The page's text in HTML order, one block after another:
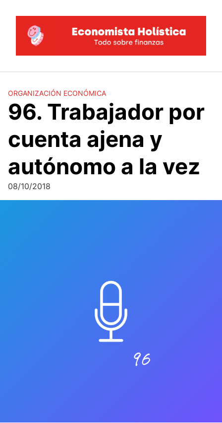
contenido
ORGANIZACIÓN ECONÓMICA
96. Trabajador por
cuenta ajena y
autónomo a la vez
08/10/2018